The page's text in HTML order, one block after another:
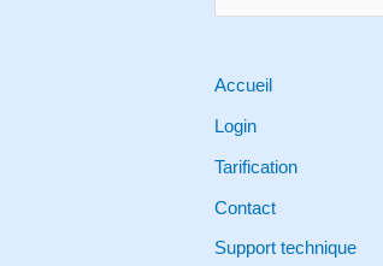
e
r
c
h
Accueil
Login
Tarification
Contact
Support technique